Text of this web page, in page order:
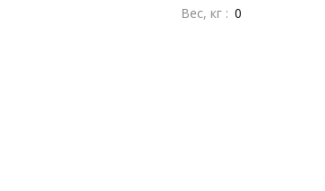
Вес, кг : 0